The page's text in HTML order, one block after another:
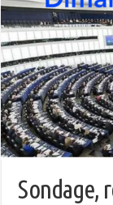
Sondage,